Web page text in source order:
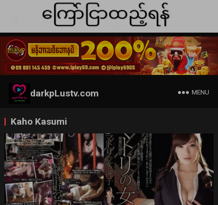
darkpLustv.com MENU
Kaho Kasumi